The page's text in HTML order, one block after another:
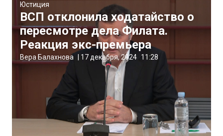
Юстиция
ВСП отклонила ходатайство о
пересмотре дела Филата.
Реакция экс-премьера
Вера Балахнова 17 декабря, 2024 11:28